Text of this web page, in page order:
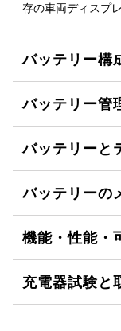
存の車両ディスプ
バッテリー構
バッテリー管
バッテリーと
バッテリーの
機能・性能・
充電器試験と